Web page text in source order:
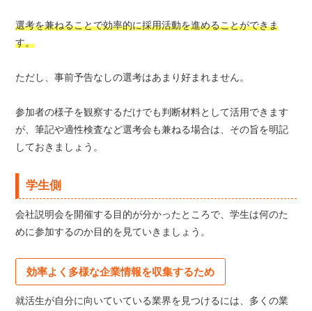
選考を兼ねることで効率的に採用活動を進めることができま
す。
ただし、事前予告なしの選考はあまり好まれません。
参加者の様子を観察するだけでも判断材料として活用できます
が、筆記や適性検査など選考会も兼ねる場合は、その旨を明記
しておきましょう。
学生側
会社説明会を開催する目的が分かったところで、学生は何のた
めに参加するのか目的を見ていきましょう。
効率よく多様な企業情報を収集するため
就活生が自分に向いていている業界を見つけるには、多くの業